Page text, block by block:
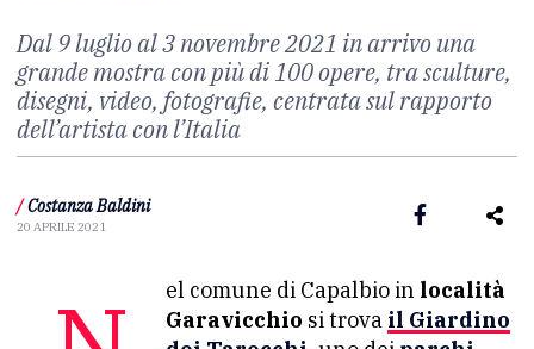
Dal 9 luglio al 3 novembre 2021 in arrivo una
grande mostra con più di 100 opere, tra sculture,
disegni, video, fotografie, centrata sul rapporto
dell’artista con l’Italia
/ Costanza Baldini
20 APRILE 2021
Nel comune di Capalbio in località
Garavicchio si trova il Giardino